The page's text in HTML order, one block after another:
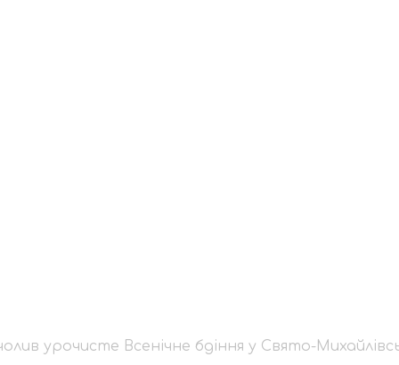
очолив урочисте
соборі
урочисте Всенічне бдіння у Свято-